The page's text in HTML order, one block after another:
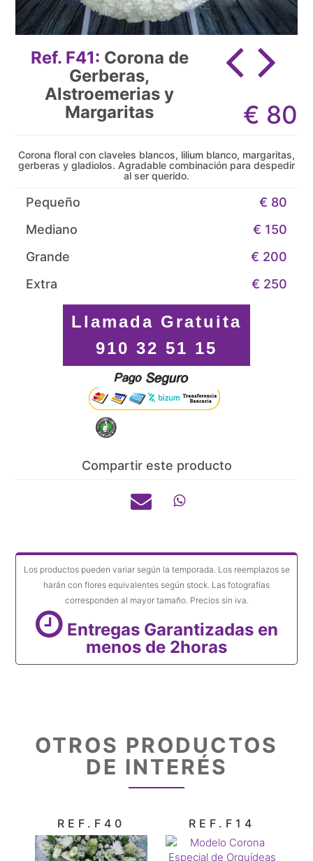
Ref. F41: Corona de
Gerberas,
Alstroemerias y
Margaritas
€ 80
Corona floral con claveles blancos, lilium blanco, margaritas,
gerberas y gladiolos. Agradable combinación para despedir
al ser querido.
Pequeño
€ 80
Mediano
€ 150
Grande
€ 200
Extra
€ 250
Llamada Gratuita
910 32 51 15
Compartir este producto
Los productos pueden variar según la temporada. Los reemplazos se
harán con flores equivalentes según stock. Las fotografías
corresponden al mayor tamaño. Precios sin iva.
Entregas Garantizadas en
menos de 2horas
OTROS PRODUCTOS
DE INTERÉS
REF.F40 REF.F14